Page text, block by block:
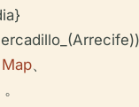
、